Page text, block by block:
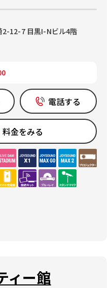
2-12-7 目黒I-Nビル4階
電話する
料金をみる
ィー館